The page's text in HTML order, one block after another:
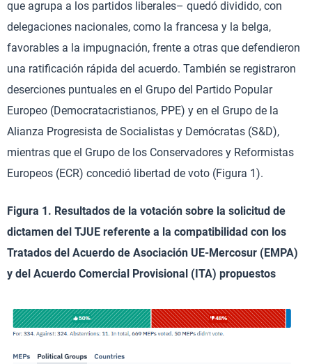
que agrupa a los partidos liberales– quedó dividido, con
delegaciones nacionales, como la francesa y la belga,
favorables a la impugnación, frente a otras que defendieron
una ratificación rápida del acuerdo. También se registraron
deserciones puntuales en el Grupo del Partido Popular
Europeo (Democratacristianos, PPE) y en el Grupo de la
Alianza Progresista de Socialistas y Demócratas (S&D),
mientras que el Grupo de los Conservadores y Reformistas
Europeos (ECR) concedió libertad de voto (Figura 1).
Figura 1. Resultados de la votación sobre la solicitud de
dictamen del TJUE referente a la compatibilidad con los
Tratados del Acuerdo de Asociación UE-Mercosur (EMPA)
y del Acuerdo Comercial Provisional (ITA) propuestos